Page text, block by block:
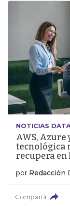
NOTICIAS
AWS,
tecnológica
recupera en
por Redacción
Compartir